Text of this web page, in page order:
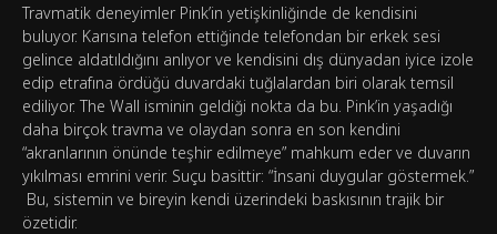
Travmatik deneyimler Pink’in yetişkinliğinde de kendisini
buluyor. Karısına telefon ettiğinde telefondan bir erkek sesi
gelince aldatıldığını anlıyor ve kendisini dış dünyadan iyice izole
edip etrafına ördüğü duvardaki tuğlalardan biri olarak temsil
ediliyor. The Wall isminin geldiği nokta da bu. Pink’in yaşadığı
daha birçok travma ve olaydan sonra en son kendini
“akranlarının önünde teşhir edilmeye” mahkum eder ve duvarın
yıkılması emrini verir. Suçu basittir: “İnsani duygular göstermek.”
Bu, sistemin ve bireyin kendi üzerindeki baskısının trajik bir
özetidir.